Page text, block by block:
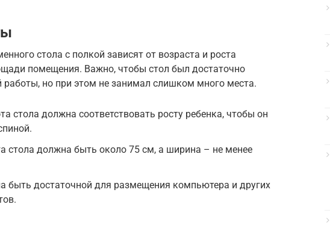
стола с полкой зависят от возраста и роста
помещения. Важно, чтобы стол был достаточно
но при этом не занимал слишком много места.
стола должна соответствовать росту ребенка, чтобы он
стола должна быть около 75 см, а ширина – не менее
быть достаточной для размещения компьютера и других